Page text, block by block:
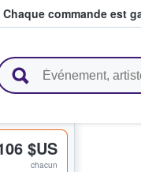
Chaque commande est
$US
chacun